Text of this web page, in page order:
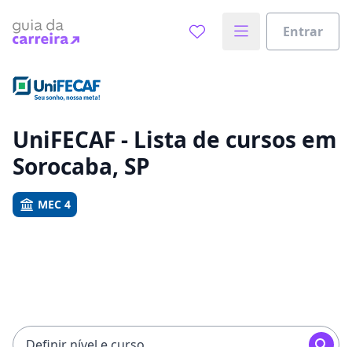
Entrar
Vamos te guiar no caminho ideal para seus estudos
UniFECAF - Lista de cursos em
Sorocaba, SP
MEC 4